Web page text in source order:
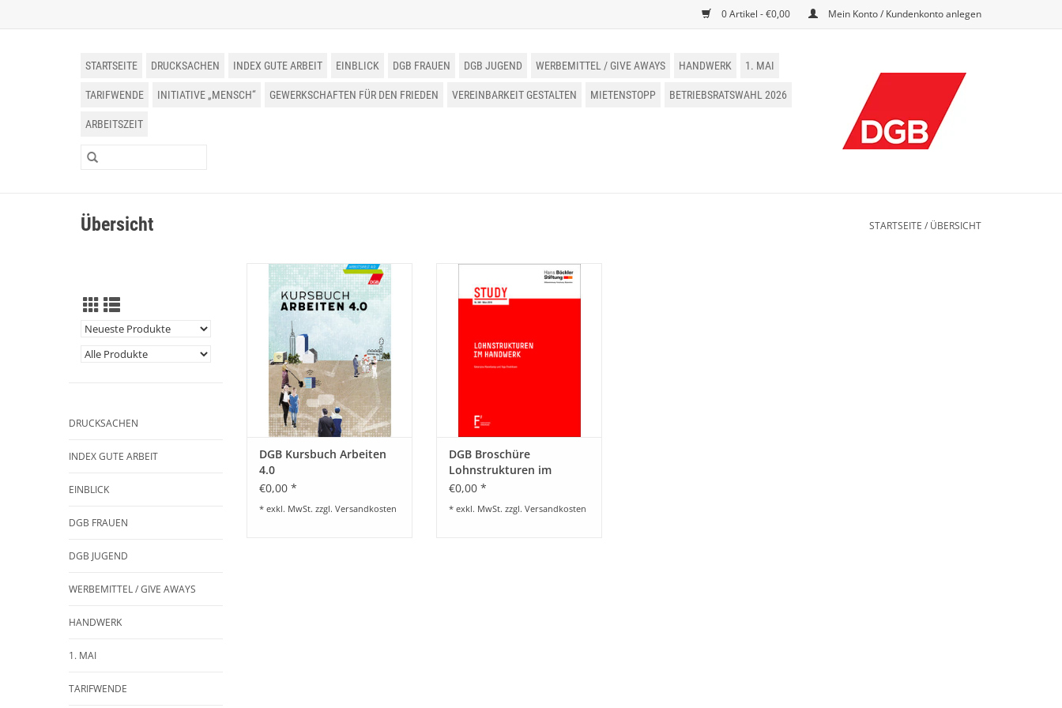
0 Artikel - €0,00 Mein Konto / Kundenkonto anlegen
STARTSEITE DRUCKSACHEN INDEX GUTE ARBEIT EINBLICK DGB FRAUEN DGB JUGEND WERBEMITTEL / GIVE AWAYS HANDWERK 1. MAI
TARIFWENDE INITIATIVE „MENSCH“ GEWERKSCHAFTEN FÜR DEN FRIEDEN VEREINBARKEIT GESTALTEN MIETENSTOPP BETRIEBSRATSWAHL 2026
ARBEITSZEIT
Übersicht STARTSEITE / ÜBERSICHT
DRUCKSACHEN
INDEX GUTE ARBEIT
EINBLICK
DGB FRAUEN
DGB JUGEND
WERBEMITTEL / GIVE AWAYS
HANDWERK
1. MAI
TARIFWENDE
DGB Kursbuch Arbeiten 4.0
DGB Kursbuch Arbeiten
4.0
€0,00 *
* exkl. MwSt. zzgl. Versandkosten
DGB Broschüre Lohnstrukturen
im Handwerk
DGB Broschüre
Lohnstrukturen im
Handwerk
€0,00 *
* exkl. MwSt. zzgl. Versandkosten